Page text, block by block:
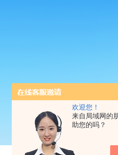
欢迎您！
来自局域网的
助您的吗？